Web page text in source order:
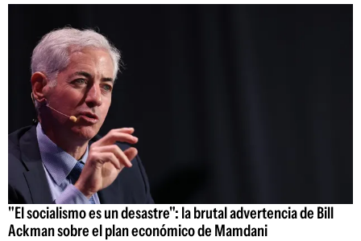
"El socialismo es un desastre": la brutal advertencia de Bill
Ackman sobre el plan económico de Mamdani